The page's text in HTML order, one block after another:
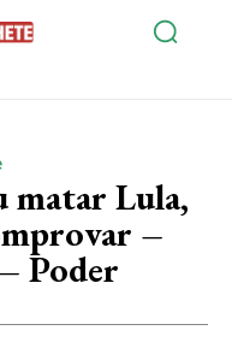
matar Lula,
–
Poder